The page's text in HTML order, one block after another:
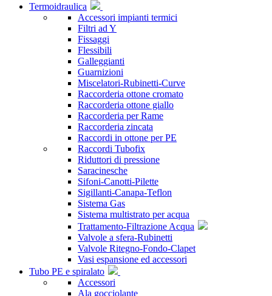
Termoidraulica
Accessori impianti termici
Filtri ad Y
Fissaggi
Flessibili
Galleggianti
Guarnizioni
Miscelatori-Rubinetti-Curve
Raccorderia ottone cromato
Raccorderia ottone giallo
Raccorderia per Rame
Raccorderia zincata
Raccordi in ottone per PE
Raccordi Tubofix
Riduttori di pressione
Saracinesche
Sifoni-Canotti-Pilette
Sigillanti-Canapa-Teflon
Sistema Gas
Sistema multistrato per acqua
Trattamento-Filtrazione Acqua
Valvole a sfera-Rubinetti
Valvole Ritegno-Fondo-Clapet
Vasi espansione ed accessori
Tubo PE e spiralato
Accessori
Ala gocciolante